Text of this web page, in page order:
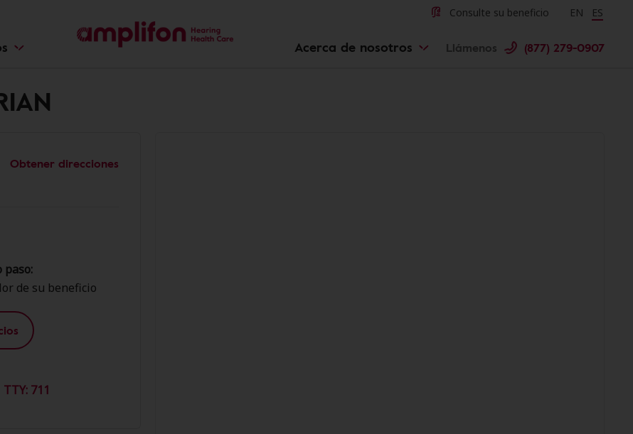
Consulte su beneficio Change
EN ES
Acerca de nosotros Llámenos (877) 279-0907
Obtener direcciones
paso:
de su beneficio
711